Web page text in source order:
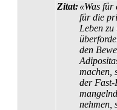
Zitat:«Was für
für die
Leben
den
machen,
der
nehmen,